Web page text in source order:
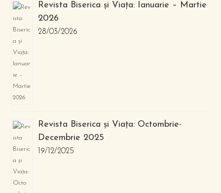
Revista Biserica și Viața: Ianuarie – Martie
2026
28/03/2026
Revista Biserica și Viața: Octombrie-
Decembrie 2025
19/12/2025